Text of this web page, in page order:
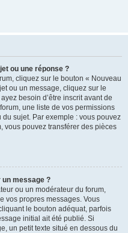
ou une réponse ?
cliquez sur le bouton « Nouveau
ou un message, cliquez sur le
besoin d’être inscrit avant de
une liste de vos permissions
du sujet. Par exemple : vous pouvez
vous pouvez transférer des pièces
message ?
ou un modérateur du forum,
vos propres messages. Vous
le bouton adéquat, parfois
initial ait été publié. Si
un petit texte situé en dessous du